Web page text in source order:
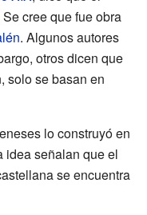
Se cree que fue obra
. Algunos autores
otros dicen que
solo se basan en
lo construyó en
idea señalan que el
se encuentra